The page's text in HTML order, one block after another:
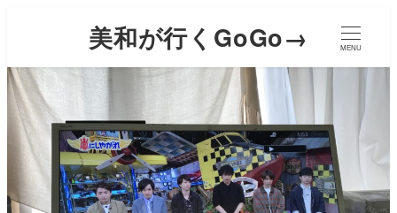
美和が行くGoGo→ MENU